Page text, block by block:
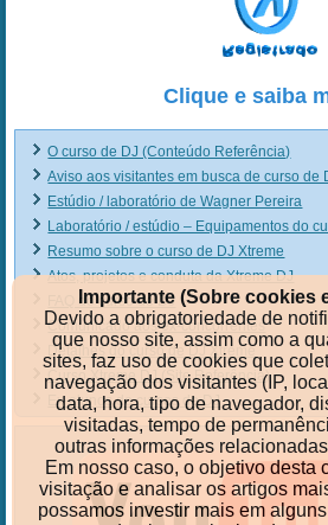
Clique e saiba
O curso de DJ (Conteúdo Referência)
Aviso aos visitantes em busca de curso de
Estúdio / laboratório de Wagner Pereira
Laboratório / estúdio – Equipamentos do
Resumo sobre o curso de DJ Xtreme
Atos, projetos e conduta da Xtreme DJ
FAQ do curso de DJ
Comunicado aos ex-concorrentes
Detalhes do curso de DJ Xtreme
Curso Xtreme DJ (Site Referência)
Ex-alunos do cursos de DJ
Importante (Sobre cookies
Devido a obrigatoriedade de
que nosso site, assim como a
sites, faz uso de cookies que
navegação dos visitantes (IP,
data, hora, tipo de navegador,
visitadas, tempo de
outras informações
Em nosso caso, o objetivo desta
visitação e analisar os artigos
possamos investir mais em